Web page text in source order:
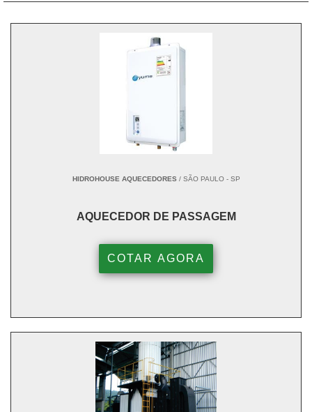
HIDROHOUSE AQUECEDORES/ SÃO PAULO - SP
AQUECEDOR DE PASSAGEM
COTAR AGORA